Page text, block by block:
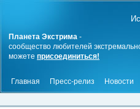
Планета Экстрима -
сообщество любителей
можете присоединиться!
Главная Пресс-релиз Новости